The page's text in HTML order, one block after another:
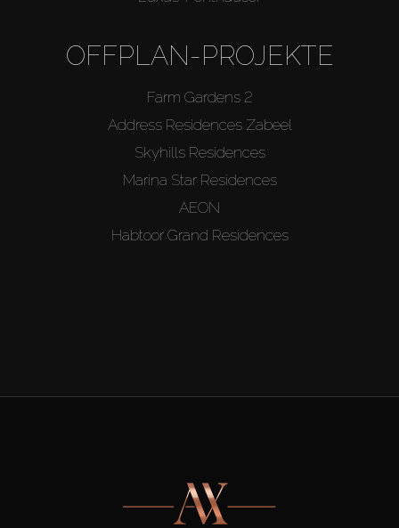
OFFPLAN-PROJEKTE
Farm Gardens 2
Address Residences Zabeel
Skyhills Residences
Marina Star Residences
AEON
Habtoor Grand Residences